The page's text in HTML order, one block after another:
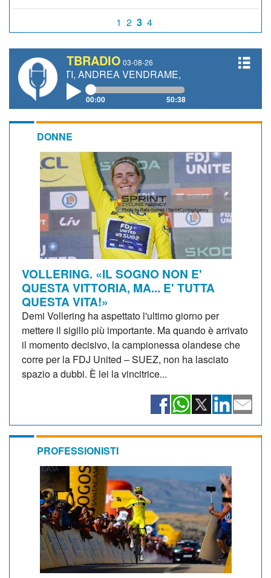
1 2 3 4
TBRADIO 03-08-26
ANDREA VENDRAME, FILIPPO FIORELLI
00:00 50:38
DONNE
VOLLERING. «IL SOGNO NON E'
QUESTA VITTORIA, MA... E' TUTTA
QUESTA VITA!»
Demi Vollering ha aspettato l'ultimo giorno per
mettere il sigillo più importante. Ma quando è arrivato
il momento decisivo, la campionessa olandese che
corre per la FDJ United – SUEZ, non ha lasciato
spazio a dubbi. È lei la vincitrice...
PROFESSIONISTI